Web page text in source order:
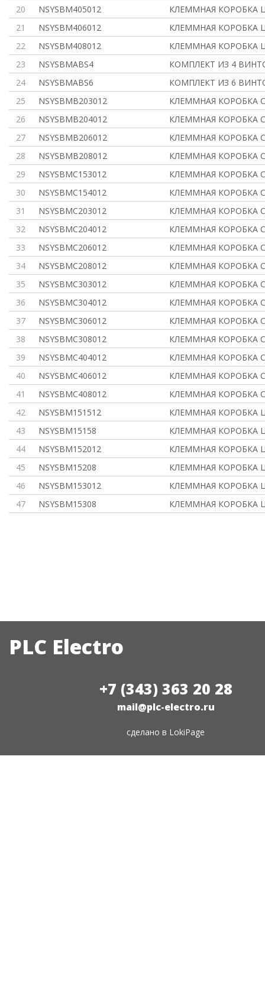
20
NSYSBM405012
КЛЕММНАЯ КОРОБКА
21
NSYSBM406012
КЛЕММНАЯ КОРОБКА
22
NSYSBM408012
КЛЕММНАЯ КОРОБКА
23
NSYSBMABS4
КОМПЛЕКТ ИЗ 4
24
NSYSBMABS6
КОМПЛЕКТ ИЗ 6
25
NSYSBMB203012
КЛЕММНАЯ КОРОБКА
26
NSYSBMB204012
КЛЕММНАЯ КОРОБКА
27
NSYSBMB206012
КЛЕММНАЯ КОРОБКА
28
NSYSBMB208012
КЛЕММНАЯ КОРОБКА
29
NSYSBMC153012
КЛЕММНАЯ КОРОБКА
30
NSYSBMC154012
КЛЕММНАЯ КОРОБКА
31
NSYSBMC203012
КЛЕММНАЯ КОРОБКА
32
NSYSBMC204012
КЛЕММНАЯ КОРОБКА
33
NSYSBMC206012
КЛЕММНАЯ КОРОБКА
34
NSYSBMC208012
КЛЕММНАЯ КОРОБКА
35
NSYSBMC303012
КЛЕММНАЯ КОРОБКА
36
NSYSBMC304012
КЛЕММНАЯ КОРОБКА
37
NSYSBMC306012
КЛЕММНАЯ КОРОБКА
38
NSYSBMC308012
КЛЕММНАЯ КОРОБКА
39
NSYSBMC404012
КЛЕММНАЯ КОРОБКА
40
NSYSBMC406012
КЛЕММНАЯ КОРОБКА
41
NSYSBMC408012
КЛЕММНАЯ КОРОБКА
42
NSYSBM151512
КЛЕММНАЯ КОРОБКА
43
NSYSBM15158
КЛЕММНАЯ КОРОБКА
44
NSYSBM152012
КЛЕММНАЯ КОРОБКА
45
NSYSBM15208
КЛЕММНАЯ КОРОБКА
46
NSYSBM153012
КЛЕММНАЯ КОРОБКА
47
NSYSBM15308 КЛЕММНАЯ КОРОБКА
PLC Electro
+7 (343) 363 20 28
mail@plc-electro.ru
сделано в LokiPage